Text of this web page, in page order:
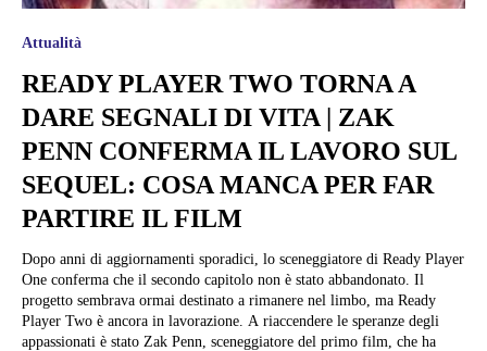
Attualità
READY PLAYER TWO TORNA A
DARE SEGNALI DI VITA | ZAK
PENN CONFERMA IL LAVORO SUL
SEQUEL: COSA MANCA PER FAR
PARTIRE IL FILM
Dopo anni di aggiornamenti sporadici, lo sceneggiatore di Ready Player
One conferma che il secondo capitolo non è stato abbandonato. Il
progetto sembrava ormai destinato a rimanere nel limbo, ma Ready
Player Two è ancora in lavorazione. A riaccendere le speranze degli
appassionati è stato Zak Penn, sceneggiatore del primo film, che ha